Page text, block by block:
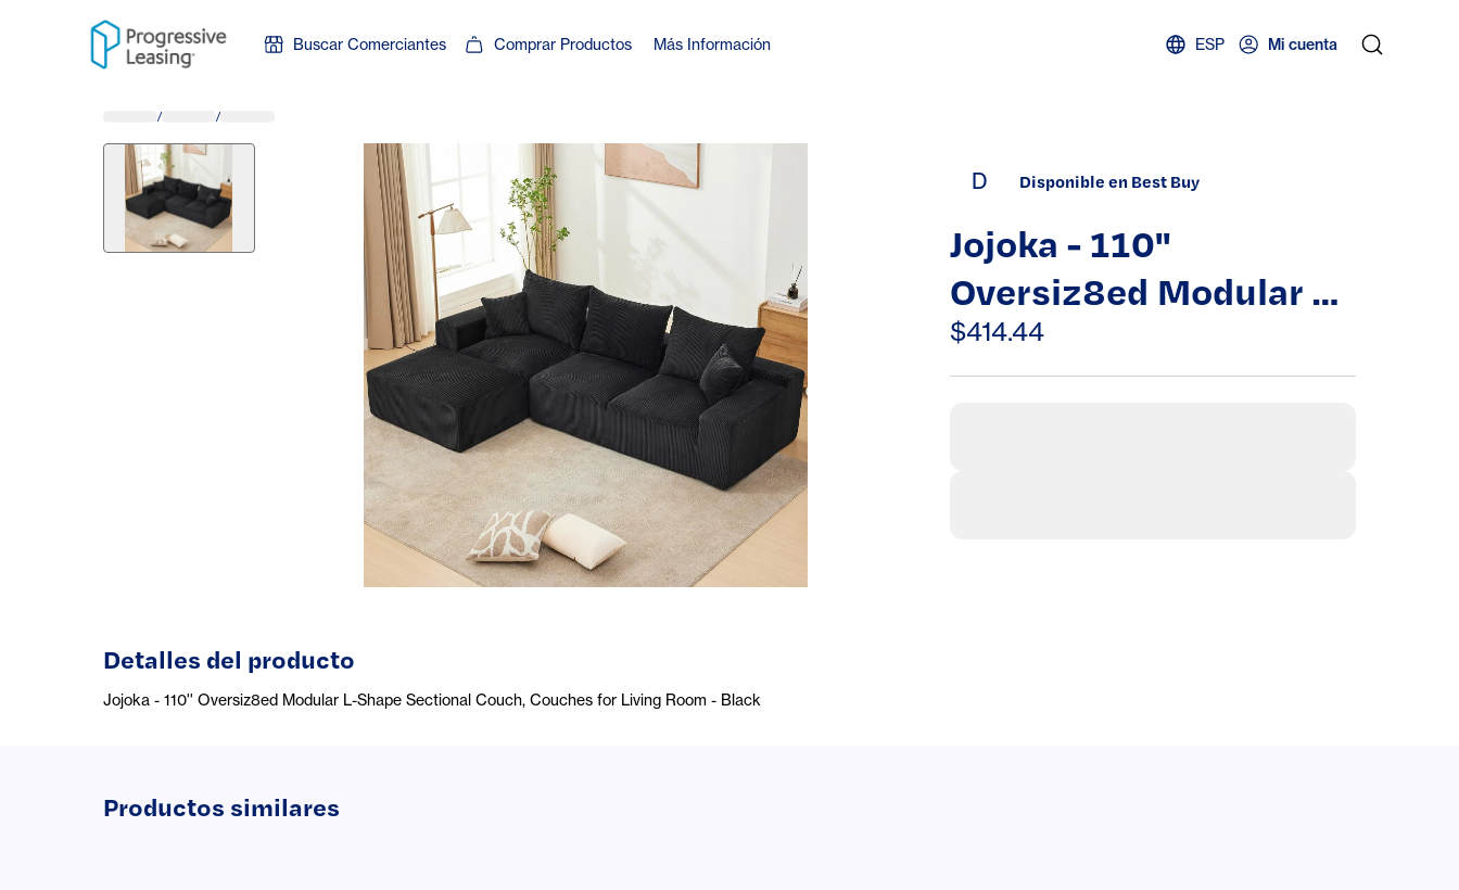
Skip to content
Buscar Comerciantes Comprar Productos Más Información ESP Mi cuenta
/ /
Detalles del producto
Jojoka - 110'' Oversiz8ed Modular L-Shape Sectional Couch, Couches for Living Room - Black
D Disponible en Best Buy
Jojoka - 110''
Oversiz8ed Modular L-
Shape Sectional
Couch, Couches for
$414.44
Productos similares